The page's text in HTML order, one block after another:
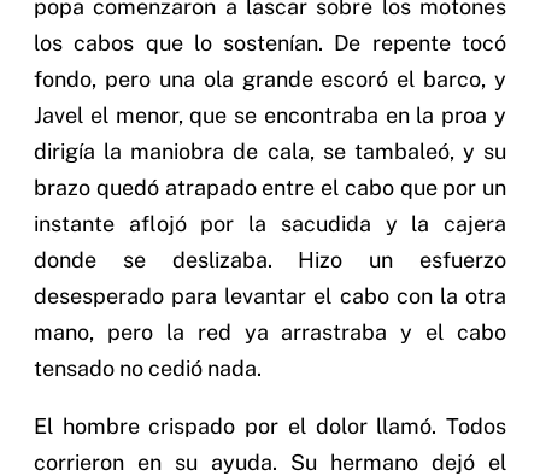
popa comenzaron a lascar sobre los motones
los cabos que lo sostenían. De repente tocó
fondo, pero una ola grande escoró el barco, y
Javel el menor, que se encontraba en la proa y
dirigía la maniobra de cala, se tambaleó, y su
brazo quedó atrapado entre el cabo que por un
instante aflojó por la sacudida y la cajera
donde se deslizaba. Hizo un esfuerzo
desesperado para levantar el cabo con la otra
mano, pero la red ya arrastraba y el cabo
tensado no cedió nada.
El hombre crispado por el dolor llamó. Todos
corrieron en su ayuda. Su hermano dejó el